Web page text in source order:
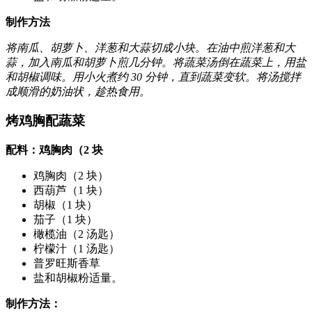
制作方法
将南瓜、胡萝卜、洋葱和大蒜切成小块。在油中煎洋葱和大
蒜，加入南瓜和胡萝卜煎几分钟。将蔬菜汤倒在蔬菜上，用盐
和胡椒调味。用小火煮约 30 分钟，直到蔬菜变软。将汤搅拌
成顺滑的奶油状，趁热食用。
烤鸡胸配蔬菜
配料：鸡胸肉（2 块
鸡胸肉（2 块）
西葫芦（1 块）
胡椒（1 块）
茄子（1 块）
橄榄油（2 汤匙）
柠檬汁（1 汤匙）
普罗旺斯香草
盐和胡椒粉适量。
制作方法：